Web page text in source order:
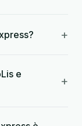
+
e
+